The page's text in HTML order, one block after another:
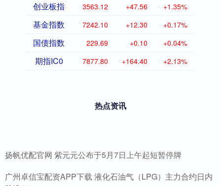
创业板指 3563.12 +47.56 +1.35%
基金指数 7242.10 +12.30 +0.17%
国债指数 229.69 +0.10 +0.04%
期指IC0 7877.80 +164.40 +2.13%
热点资讯
扬帆优配官网 紫元元公布于5月7日上午起短暂停牌
广州卓信宝配资APP下载 液化石油气（LPG）主力合约日内